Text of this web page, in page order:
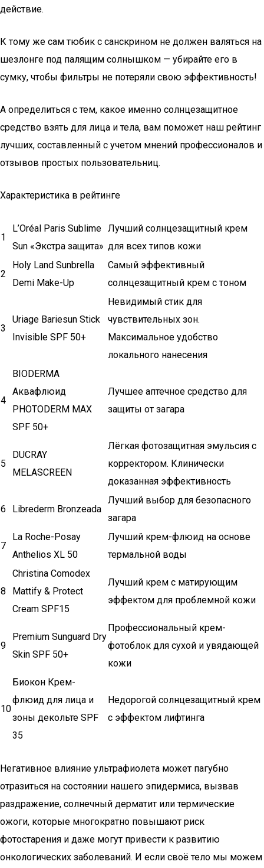
действие.
К тому же сам тюбик с санскрином не должен валяться на
шезлонге под палящим солнышком — убирайте его в
сумку, чтобы фильтры не потеряли свою эффективность!
А определиться с тем, какое именно солнцезащитное
средство взять для лица и тела, вам поможет наш рейтинг
лучших, составленный с учетом мнений профессионалов и
отзывов простых пользовательниц.
Характеристика в рейтинге
1
L’Oréal Paris Sublime
Sun «Экстра защита»
Лучший солнцезащитный крем
для всех типов кожи
2
Holy Land Sunbrella
Demi Make-Up
Самый эффективный
солнцезащитный крем с тоном
3
Uriage Bariesun Stick
Invisible SPF 50+
Невидимый стик для
чувствительных зон.
Максимальное удобство
локального нанесения
4
BIODERMA
Аквафлюид
PHOTODERM MAX
SPF 50+
Лучшее аптечное средство для
защиты от загара
5
DUCRAY
MELASCREEN
Лёгкая фотозащитная эмульсия с
корректором. Клинически
доказанная эффективность
6 Librederm Bronzeada
Лучший выбор для безопасного
загара
7
La Roche-Posay
Anthelios XL 50
Лучший крем-флюид на основе
термальной воды
8
Christina Comodex
Mattify & Protect
Cream SPF15
Лучший крем с матирующим
эффектом для проблемной кожи
9
Premium Sunguard Dry
Skin SPF 50+
Профессиональный крем-
фотоблок для сухой и увядающей
кожи
10
Биокон Крем-
флюид для лица и
зоны декольте SPF
35
Недорогой солнцезащитный крем
с эффектом лифтинга
Негативное влияние ультрафиолета может пагубно
отразиться на состоянии нашего эпидермиса, вызвав
раздражение, солнечный дерматит или термические
ожоги, которые многократно повышают риск
фотостарения и даже могут привести к развитию
онкологических заболеваний. И если своё тело мы можем